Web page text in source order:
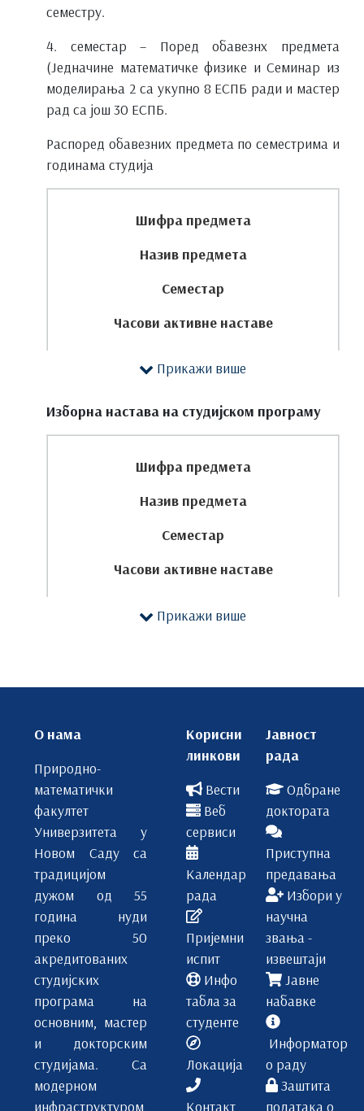
семестру.
4. семестар – Поред обавезнх предмета
(Једначине математичке физике и Семинар из
моделирања 2 са укупно 8 ЕСПБ ради и мастер
рад са још 30 ЕСПБ.
Распоред обавезних предмета по семестрима и
годинама студија
Шифра предмета
Назив предмета
Семестар
Часови активне наставе
ПРВА ГОДИНА
1
Парцијалне диференцијалне једначине
МБ-01
Нумеричка анализа 2
И
2
7
МБ-02
Стохастичка анализа
И
Прикажи више
Изборна настава на студијском програму
Шифра предмета
Назив предмета
Семестар
Часови активне наставе
МБ-12
Изабрана поглавља примењене алгебре
И или ИИИ
1
5
МА-14
Теорија непокретне тачке
И или ИИИ
Прикажи више
О нама
Природно-
математички
факултет
Универзитета у
Новом Саду са
традицијом
дужом од 55
година нуди
преко 50
акредитованих
студијских
програма на
основним, мастер
и докторским
студијама. Са
модерном
инфраструктуром,
Корисни
линкови
Вести
Веб
сервиси
Календар
рада
Пријемни
испит
Инфо
табла за
студенте
Локација
Контакт
Јавност
рада
Одбране
доктората
Приступна
предавања
Избори у
научна
звања -
извештаји
Јавне
набавке
Информатор
о раду
Заштита
података о